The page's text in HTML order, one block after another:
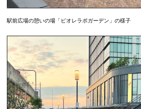
駅前広場の憩いの場「ピオレラボガーデン」の様子